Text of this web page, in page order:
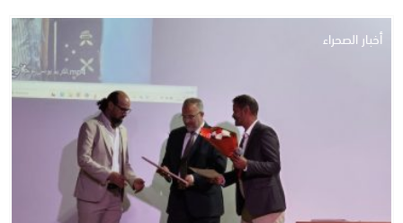
أخبار الصحراء